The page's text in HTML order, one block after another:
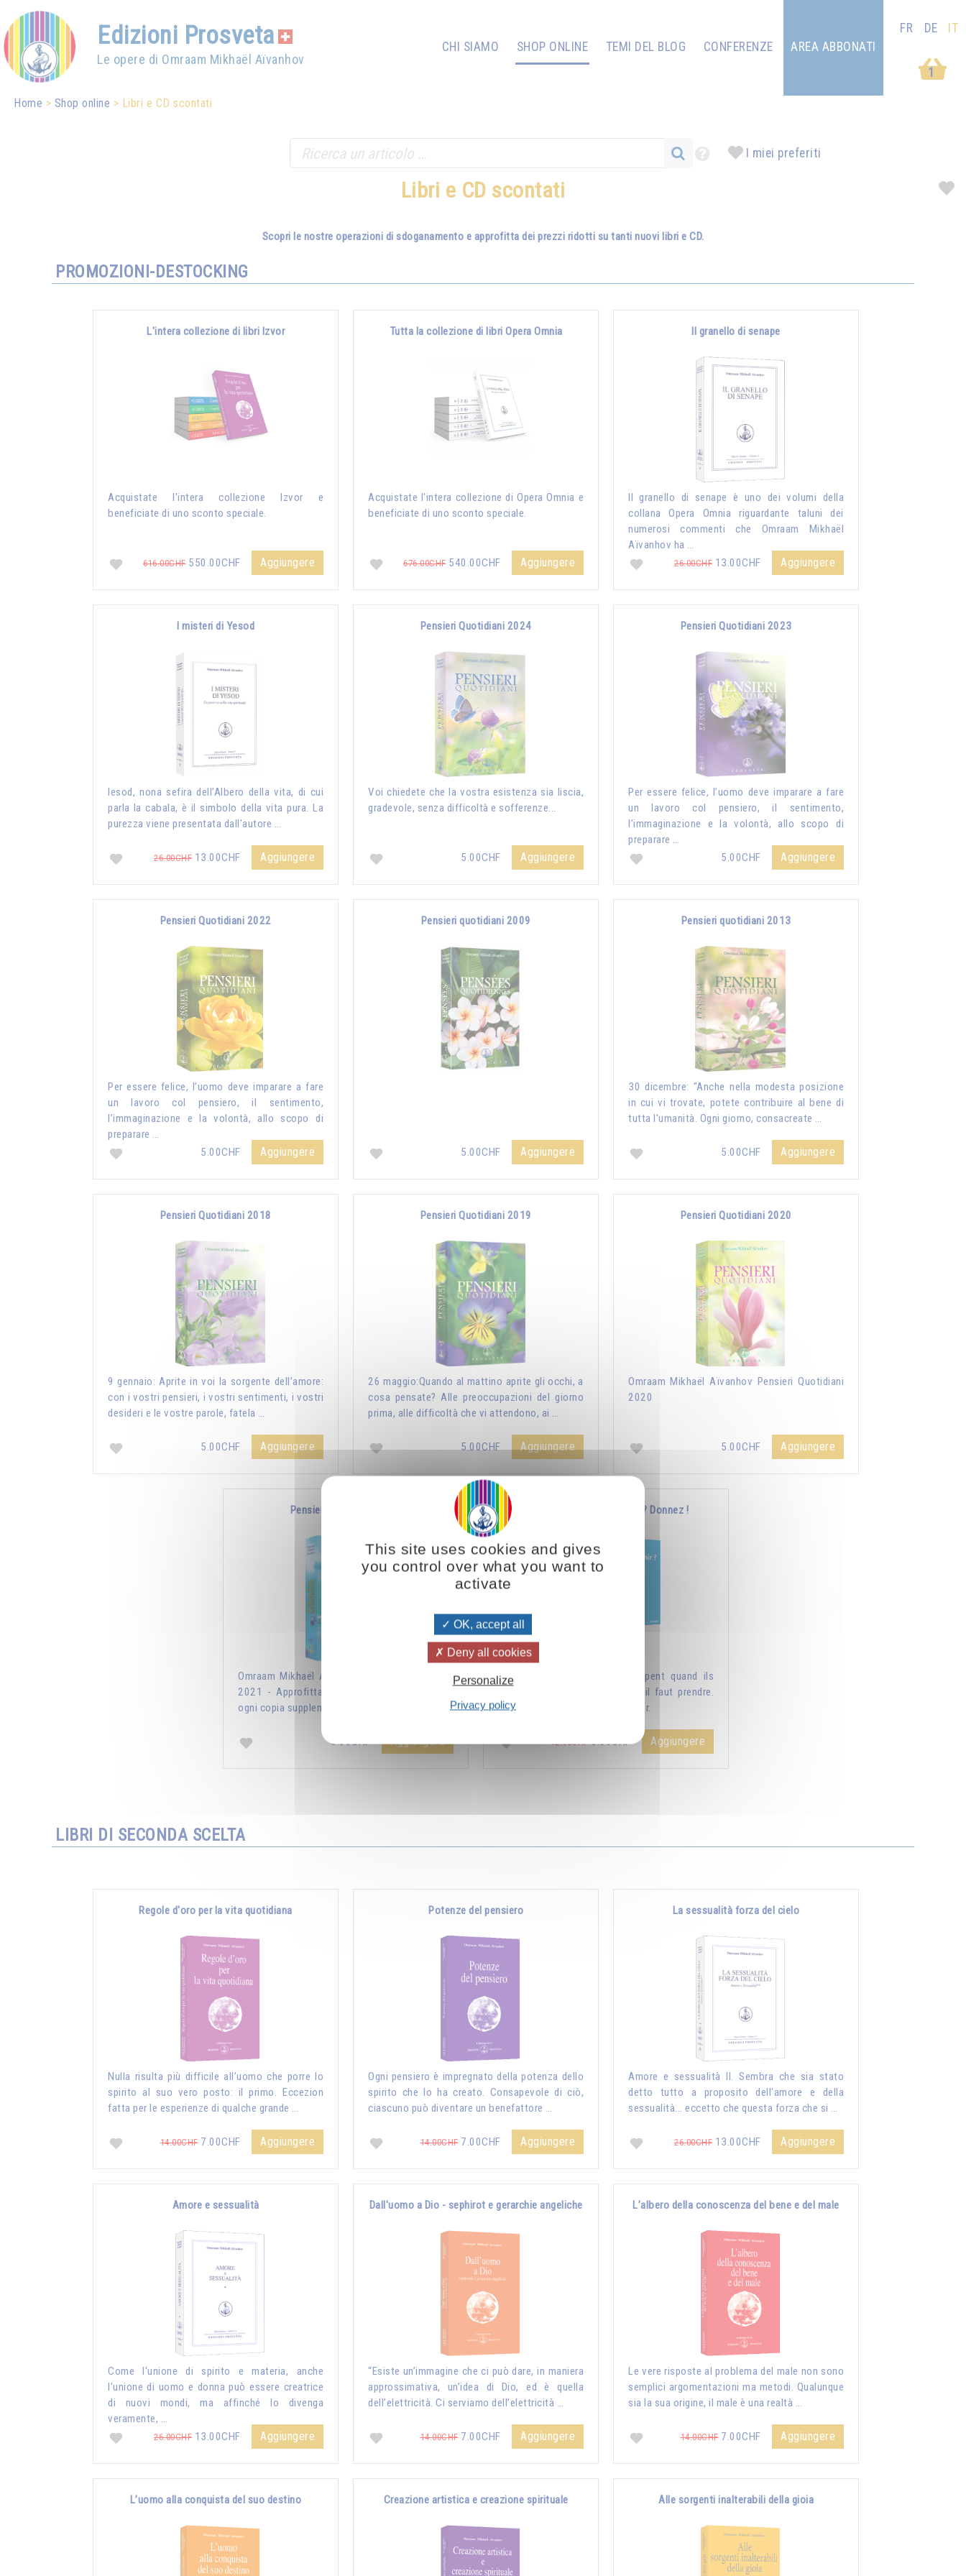
Edizioni Prosveta
Le opere di Omraam Mikhaël Aïvanhov
CHI SIAMO SHOP ONLINE TEMI DEL BLOG
CONFERENZE
1
AREA ABBONATI
FR DE IT
Home Shop online Libri e CD scontati
I miei preferiti
Libri e CD scontati
Scopri le nostre operazioni di sdoganamento e approfitta dei prezzi ridotti su tanti nuovi libri e CD.
PROMOZIONI-DESTOCKING
L'intera collezione di libri Izvor
Acquistate l'intera collezione Izvor e
beneficiate di uno sconto speciale.
616.00CHF550.00CHF Aggiungere
Tutta la collezione di libri Opera Omnia
Acquistate l'intera collezione di Opera Omnia e
beneficiate di uno sconto speciale.
676.00CHF540.00CHF Aggiungere
Il granello di senape
Il granello di senape è uno dei volumi della
collana Opera Omnia riguardante taluni dei
numerosi commenti che Omraam Mikhaël
Aïvanhov ha …
26.00CHF 13.00CHF Aggiungere
I misteri di Yesod
Iesod, nona sefira dell’Albero della vita, di cui
parla la cabala, è il simbolo della vita pura. La
purezza viene presentata dall'autore …
26.00CHF 13.00CHF Aggiungere
Pensieri Quotidiani 2024
Voi chiedete che la vostra esistenza sia liscia,
gradevole, senza difficoltà e sofferenze...
5.00CHF Aggiungere
Pensieri Quotidiani 2023
Per essere felice, l’uomo deve imparare a fare
un lavoro col pensiero, il sentimento,
l’immaginazione e la volontà, allo scopo di
preparare …
5.00CHF
Aggiungere
Pensieri Quotidiani 2022
Per essere felice, l’uomo deve imparare a fare
un lavoro col pensiero, il sentimento,
l’immaginazione e la volontà, allo scopo di
preparare …
5.00CHF
Aggiungere
Pensieri quotidiani 2009
5.00CHF Aggiungere
Pensieri quotidiani 2013
30 dicembre: "Anche nella modesta posizione
in cui vi trovate, potete contribuire al bene di
tutta l'umanità. Ogni giorno, consacreate …
5.00CHF Aggiungere
Pensieri Quotidiani 2018
9 gennaio: Aprite in voi la sorgente dell’amore:
con i vostri pensieri, i vostri sentimenti, i vostri
desideri e le vostre parole, fatela …
5.00CHF Aggiungere
Pensieri Quotidiani 2019
26 maggio:Quando al mattino aprite gli occhi, a
cosa pensate? Alle preoccupazioni del giorno
prima, alle difficoltà che vi attendono, ai …
5.00CHF Aggiungere
Pensieri Quotidiani 2020
Omraam Mikhaël Aïvanhov Pensieri Quotidiani
2020
5.00CHF Aggiungere
Pensieri Quotidiani 2021
Omraam Mikhaël Aïvanhov Pensieri Quotidiani
2021 - Approfitta dello sconto di 2 CHF per
ogni copia supplementare aggiunta all'ordine !
5.00CHF Aggiungere
Vous voulez vous enrichir ? Donnez !
Combien les humains se trompent quand ils
s’imaginent que pour s’enrichir il faut prendre.
Non, pour s’enrichir, il faut donner.
12.00CHF5.00CHF Aggiungere
LIBRI DI SECONDA SCELTA
Regole d'oro per la vita quotidiana
Nulla risulta più difficile all’uomo che porre lo
spirito al suo vero posto: il primo. Eccezion
fatta per le esperienze di qualche grande …
14.00CHF7.00CHF Aggiungere
Potenze del pensiero
Ogni pensiero è impregnato della potenza dello
spirito che lo ha creato. Consapevole di ciò,
ciascuno può diventare un benefattore …
14.00CHF7.00CHF Aggiungere
La sessualità forza del cielo
Amore e sessualità II. Sembra che sia stato
detto tutto a proposito dell'amore e della
sessualità... eccetto che questa forza che si …
26.00CHF 13.00CHF Aggiungere
Amore e sessualità
Come l'unione di spirito e materia, anche
l'unione di uomo e donna può essere creatrice
di nuovi mondi, ma affinché lo divenga
veramente, …
26.00CHF 13.00CHF Aggiungere
Dall'uomo a Dio - sephirot e gerarchie angeliche
“Esiste un’immagine che ci può dare, in maniera
approssimativa, un’idea di Dio, ed è quella
dell’elettricità. Ci serviamo dell’elettricità …
14.00CHF7.00CHF Aggiungere
L’albero della conoscenza del bene e del male
Le vere risposte al problema del male non sono
semplici argomentazioni ma metodi. Qualunque
sia la sua origine, il male è una realtà …
14.00CHF7.00CHF Aggiungere
L’uomo alla conquista del suo destino Creazione artistica e creazione spirituale Alle sorgenti inalterabili della gioia
This site uses cookies and gives
you control over what you want to
activate
OK, accept all
Deny all cookies
Personalize
Privacy policy